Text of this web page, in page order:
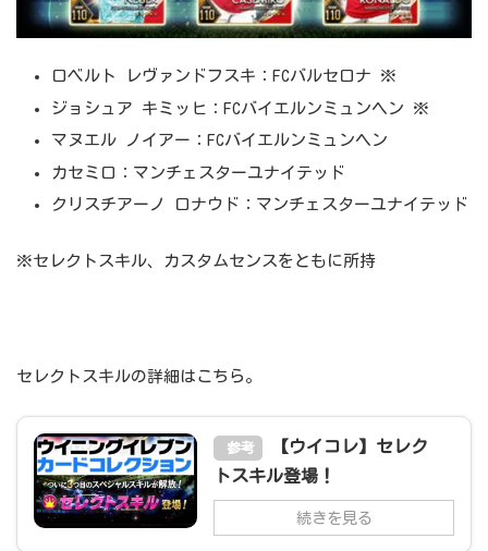
ロベルト レヴァンドフスキ：FCバルセロナ ※
ジョシュア キミッヒ：FCバイエルンミュンヘン ※
マヌエル ノイアー：FCバイエルンミュンヘン
カセミロ：マンチェスターユナイテッド
クリスチアーノ ロナウド：マンチェスターユナイテッド
※セレクトスキル、カスタムセンスをともに所持
セレクトスキルの詳細はこちら。
参考
【ウイコレ】セレク
トスキル登場！
続きを見る